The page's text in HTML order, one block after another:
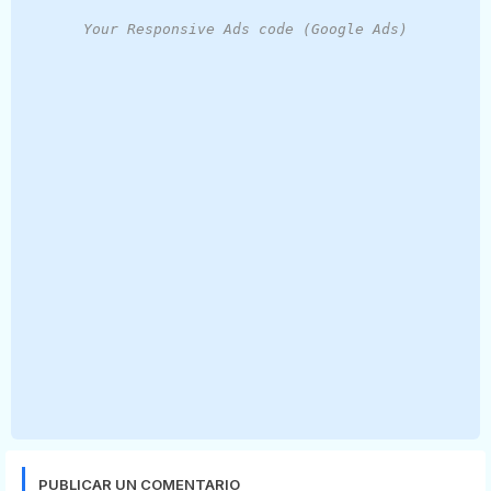
Your Responsive Ads code (Google Ads)
PUBLICAR UN COMENTARIO